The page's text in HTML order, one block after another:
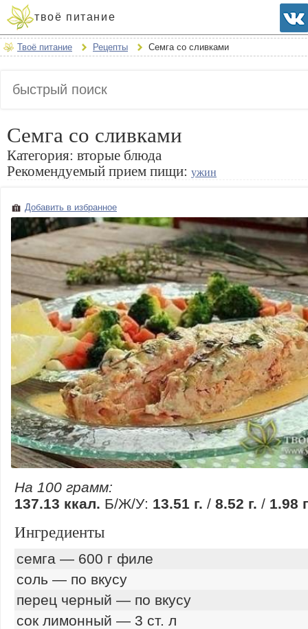
твоё питание
Твоё питание Рецепты Семга со сливками
Семга со сливками
Категория: вторые блюда
Рекомендуемый прием пищи: ужин
Добавить в избранное
На 100 грамм:
137.13 ккал. Б/Ж/У: 13.51 г. / 8.52 г. / 1.98
Ингредиенты
семга — 600 г филе
соль — по вкусу
перец черный — по вкусу
сок лимонный — 3 ст. л